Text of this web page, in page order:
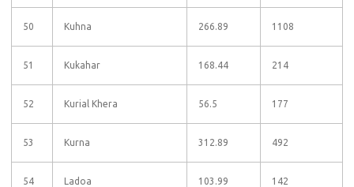
50 Kuhna 266.89 1108
51 Kukahar 168.44 214
52 Kurial Khera 56.5 177
53 Kurna 312.89 492
54 Ladoa 103.99 142